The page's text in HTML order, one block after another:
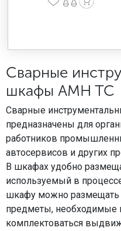
Сварные
шкафы AMH TC
Сварные
предназначены для
работников
автосервисов и других
В шкафах удобно
используемый в
шкафу можно размещать
предметы, необходимые
комплектоваться